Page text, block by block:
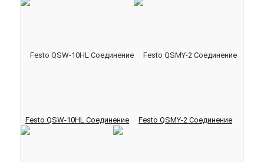
Festo QSW-10HL Соединение Festo QSMY-2 Соединение